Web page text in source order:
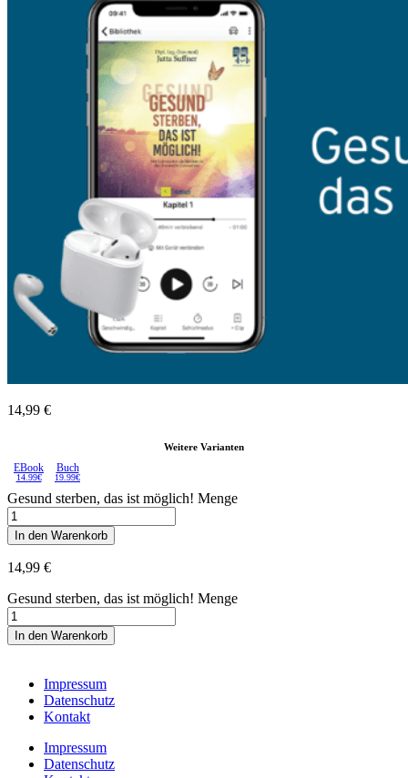
14,99 €
Weitere Varianten
EBook
14.99€
Buch
19.99€
Gesund sterben, das ist möglich! Menge
In den Warenkorb
14,99 €
Gesund sterben, das ist möglich! Menge
In den Warenkorb
Impressum
Datenschutz
Kontakt
Impressum
Datenschutz